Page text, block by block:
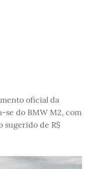
oficial da
se do BMW M2, com
sugerido de R$